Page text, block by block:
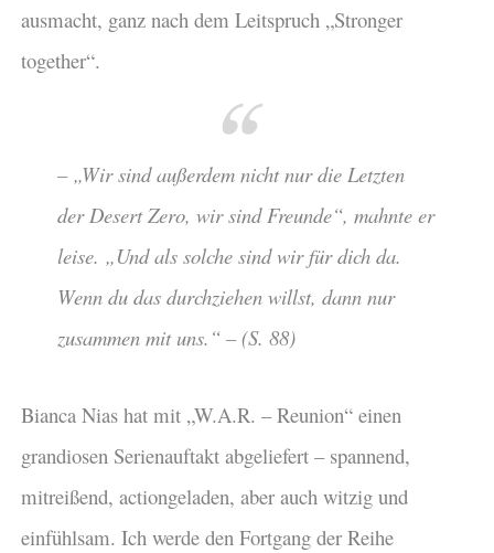
ausmacht, ganz nach dem Leitspruch „Stronger
together“.
– „Wir sind außerdem nicht nur die Letzten
der Desert Zero, wir sind Freunde“, mahnte er
leise. „Und als solche sind wir für dich da.
Wenn du das durchziehen willst, dann nur
zusammen mit uns.“ – (S. 88)
Bianca Nias hat mit „W.A.R. – Reunion“ einen
grandiosen Serienauftakt abgeliefert – spannend,
mitreißend, actiongeladen, aber auch witzig und
einfühlsam. Ich werde den Fortgang der Reihe